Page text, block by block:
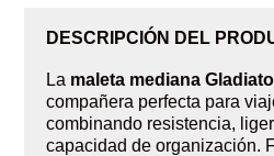
DESCRIPCIÓN DEL
La maleta mediana
compañera perfecta para
combinando resistencia,
capacidad de organización.